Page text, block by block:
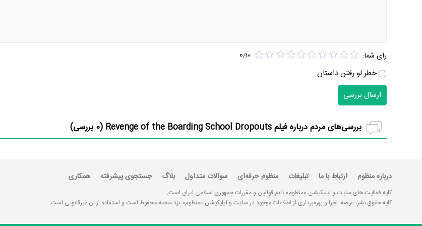
رای شما: 0/10
خطر لو رفتن داستان
ارسال بررسی
بررسی‌های مردم درباره فیلم Revenge of the Boarding School Dropouts ( 0 بررسی)
درباره منظوم ارتباط با ما تبلیغات منظوم حرفه‌ای سوالات متداول بلاگ جستجوی پیشرفته همکاری
کلیه فعالیت های سایت و اپلیکیشن «منظوم» تابع قوانین و مقررات جمهوری اسلامی ایران است.
کلیه حقوق نشر، عرضه، اجرا و بهره‌برداری از اطلاعات موجود در سایت و اپلیکیشن «منظوم» نزد منصه محفوظ است و استفاده از آن غیرقانونی است.